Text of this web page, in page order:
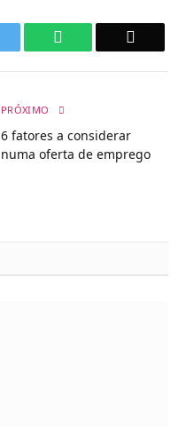
WhatsApp
PRÓXIMO
6 fatores a considerar
numa oferta de emprego